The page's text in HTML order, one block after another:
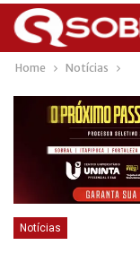
Home Notícias
Notícias